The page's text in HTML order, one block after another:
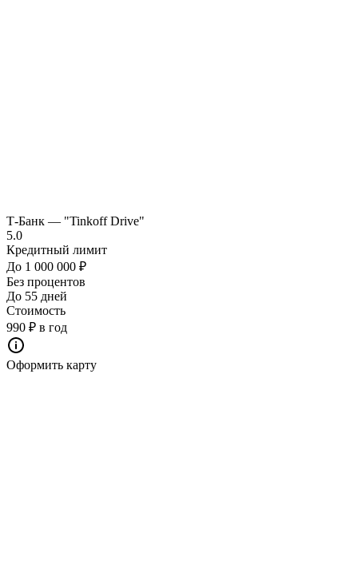
Т-Банк — "Tinkoff Drive"
5.0
Кредитный лимит
До 1 000 000 ₽
Без процентов
До 55 дней
Стоимость
990 ₽ в год
Оформить карту